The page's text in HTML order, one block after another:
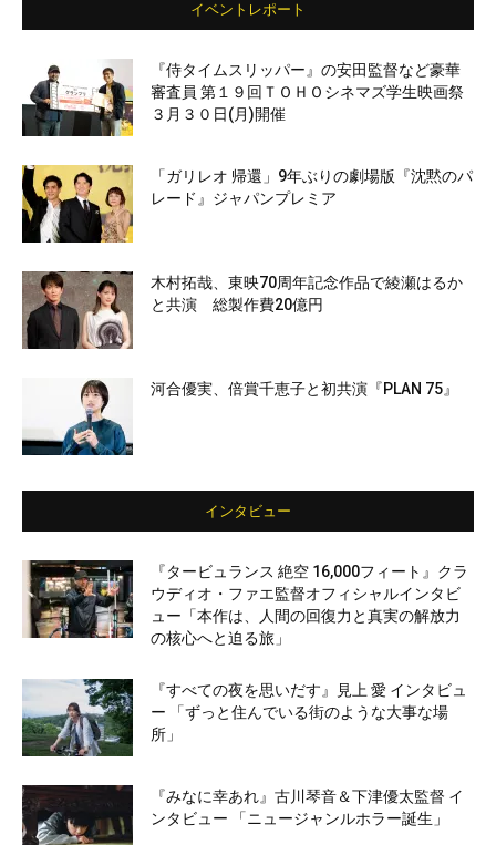
イベントレポート
『侍タイムスリッパー』の安田監督など豪華
審査員 第１９回ＴＯＨＯシネマズ学生映画祭
３月３０日(月)開催
「ガリレオ 帰還」9年ぶりの劇場版『沈黙のパ
レード』ジャパンプレミア
木村拓哉、東映70周年記念作品で綾瀬はるか
と共演 総製作費20億円
河合優実、倍賞千恵子と初共演『PLAN 75』
インタビュー
『タービュランス 絶空 16,000フィート』クラ
ウディオ・ファエ監督オフィシャルインタビ
ュー「本作は、人間の回復力と真実の解放力
の核心へと迫る旅」
『すべての夜を思いだす』見上 愛 インタビュ
ー 「ずっと住んでいる街のような大事な場
所」
『みなに幸あれ』古川琴音＆下津優太監督 イ
ンタビュー 「ニュージャンルホラー誕生」